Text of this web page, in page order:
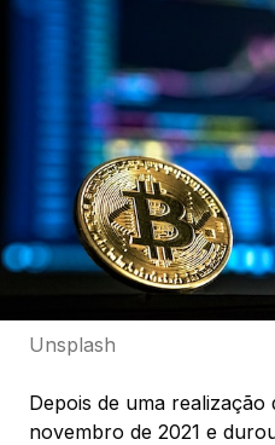
Unsplash
Depois de uma
novembro de 2021 e